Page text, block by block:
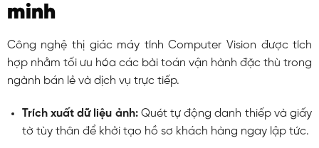
minh
Công nghệ thị giác máy tính Computer Vision được tích
hợp nhằm tối ưu hóa các bài toán vận hành đặc thù trong
ngành bán lẻ và dịch vụ trực tiếp.
Trích xuất dữ liệu ảnh:Quét tự động danh thiếp và giấy
tờ tùy thân để khởi tạo hồ sơ khách hàng ngay lập tức.